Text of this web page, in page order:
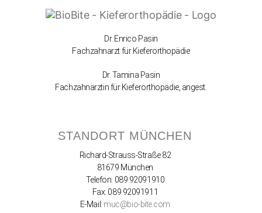
Dr. Enrico Pasin
Fachzahnarzt für Kieferorthopädie
Dr. Tamina Pasin
Fachzahnärztin für Kieferorthopädie, angest.
STANDORT MÜNCHEN
Richard-Strauss-Straße 82
81679 München
Telefon: 089 92091910
Fax: 089 92091911
E-Mail: muc@bio-bite.com